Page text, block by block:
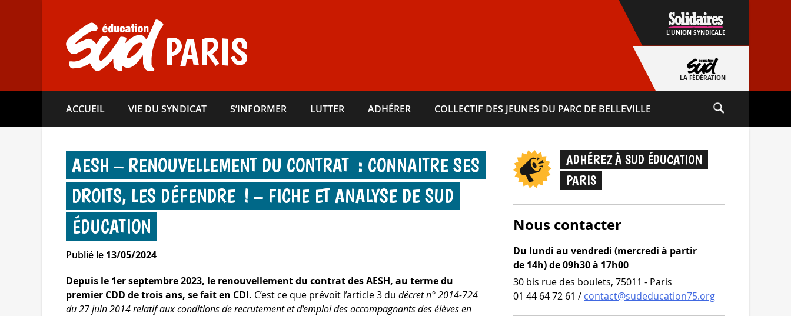
PARIS L'UNION SYNDICALE
LA FÉDÉRATION
ACCUEIL VIE DU SYNDICAT S’INFORMER LUTTER ADHÉRER COLLECTIF DES JEUNES DU PARC DE BELLEVILLE
AESH – RENOUVELLEMENT DU CONTRAT : CONNAITRE SES
DROITS, LES DÉFENDRE ! – FICHE ET ANALYSE DE SUD
ÉDUCATION
Publié le 13/05/2024
Depuis le 1er septembre 2023, le renouvellement du contrat des AESH, au terme du
premier CDD de trois ans, se fait en CDI. C’est ce que prévoit l’article 3 du décret n° 2014-724
du 27 juin 2014 relatif aux conditions de recrutement et d'emploi des accompagnants des élèves en
ADHÉREZ À SUD ÉDUCATION
PARIS
Nous contacter
Du lundi au vendredi (mercredi à partir
de 14h) de 09h30 à 17h00
30 bis rue des boulets, 75011 - Paris
01 44 64 72 61 / contact@sudeducation75.org